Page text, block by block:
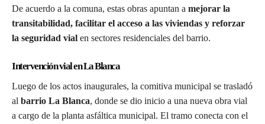
De acuerdo a la comuna, estas obras apuntan a mejorar la
transitabilidad, facilitar el acceso a las viviendas y reforzar
la seguridad vial en sectores residenciales del barrio.
Intervención vial en La Blanca
Luego de los actos inaugurales, la comitiva municipal se trasladó
al barrio La Blanca, donde se dio inicio a una nueva obra vial
a cargo de la planta asfáltica municipal. El tramo conecta con el